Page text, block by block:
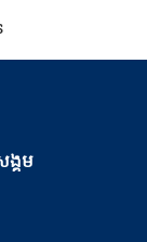
គម